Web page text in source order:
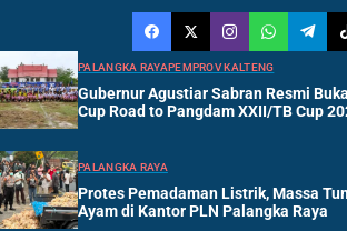
PALANGKA RAYAPEMPROV KALTENG
Gubernur Agustiar Sabran Resmi
Cup Road to Pangdam XXII/TB Cup
PALANGKA RAYA
Protes Pemadaman Listrik, Massa
Ayam di Kantor PLN Palangka Raya